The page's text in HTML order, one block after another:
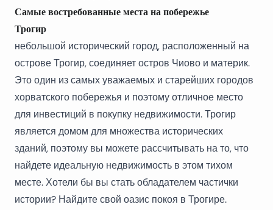
Самые востребованные места на побережье
Трогир
небольшой исторический город, расположенный на
острове Трогир, соединяет остров Чиово и материк.
Это один из самых уважаемых и старейших городов
хорватского побережья и поэтому отличное место
для инвестиций в покупку недвижимости. Трогир
является домом для множества исторических
зданий, поэтому вы можете рассчитывать на то, что
найдете идеальную недвижимость в этом тихом
месте. Хотели бы вы стать обладателем частички
истории? Найдите свой оазис покоя в Трогире.